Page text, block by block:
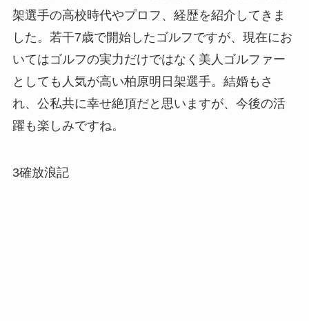
架選手の高校時代やプロフ、経歴を紹介してきま
した。若干7歳で開始したゴルフですが、現在にお
いてはゴルフの実力だけではなく美人ゴルファー
としても人気が高い柏原明日架選手。結婚もさ
れ、公私共に幸せ絶頂だと思いますが、今後の活
躍も楽しみですね。
3確放浪記